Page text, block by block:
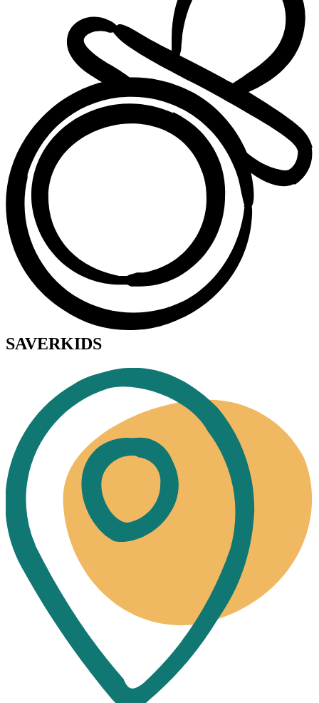
SAVERKIDS